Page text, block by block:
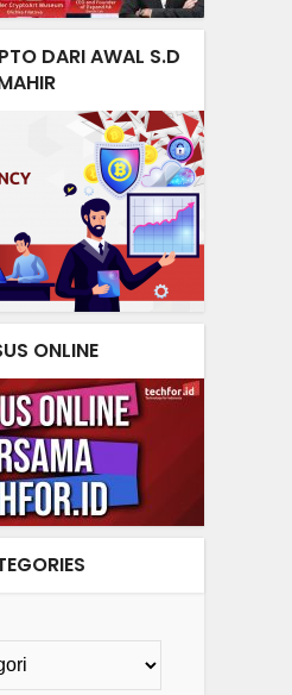
DARI AWAL S.D
ONLINE